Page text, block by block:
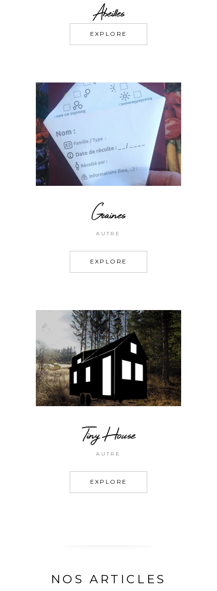
Abeilles
EXPLORE
Graines
AUTRE
EXPLORE
Tiny House
AUTRE
EXPLORE
NOS ARTICLES